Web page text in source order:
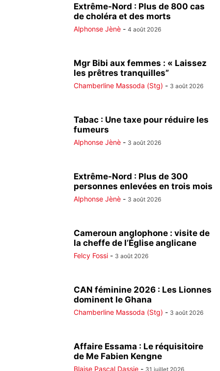
Extrême-Nord : Plus de 800 cas
de choléra et des morts
Alphonse Jènè - 4 août 2026
Mgr Bibi aux femmes : « Laissez
les prêtres tranquilles”
Chamberline Massoda (Stg) - 3 août 2026
Tabac : Une taxe pour réduire les
fumeurs
Alphonse Jènè - 3 août 2026
Extrême-Nord : Plus de 300
personnes enlevées en trois mois
Alphonse Jènè - 3 août 2026
Cameroun anglophone : visite de
la cheffe de l’Église anglicane
Felcy Fossi - 3 août 2026
CAN féminine 2026 : Les Lionnes
dominent le Ghana
Chamberline Massoda (Stg) - 3 août 2026
Affaire Essama : Le réquisitoire
de Me Fabien Kengne
Blaise Pascal Dassie - 31 juillet 2026